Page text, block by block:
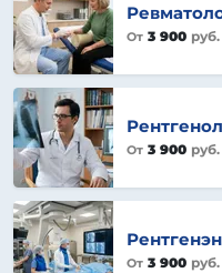
От 3 900 руб.
От 3 900 руб.
От 3 900 руб.